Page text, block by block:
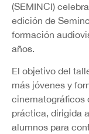
(SEMINCI)
edición de
formación
años.
El objetivo del
más jóvenes y
cinematográficos
práctica, dirigida
alumnos para